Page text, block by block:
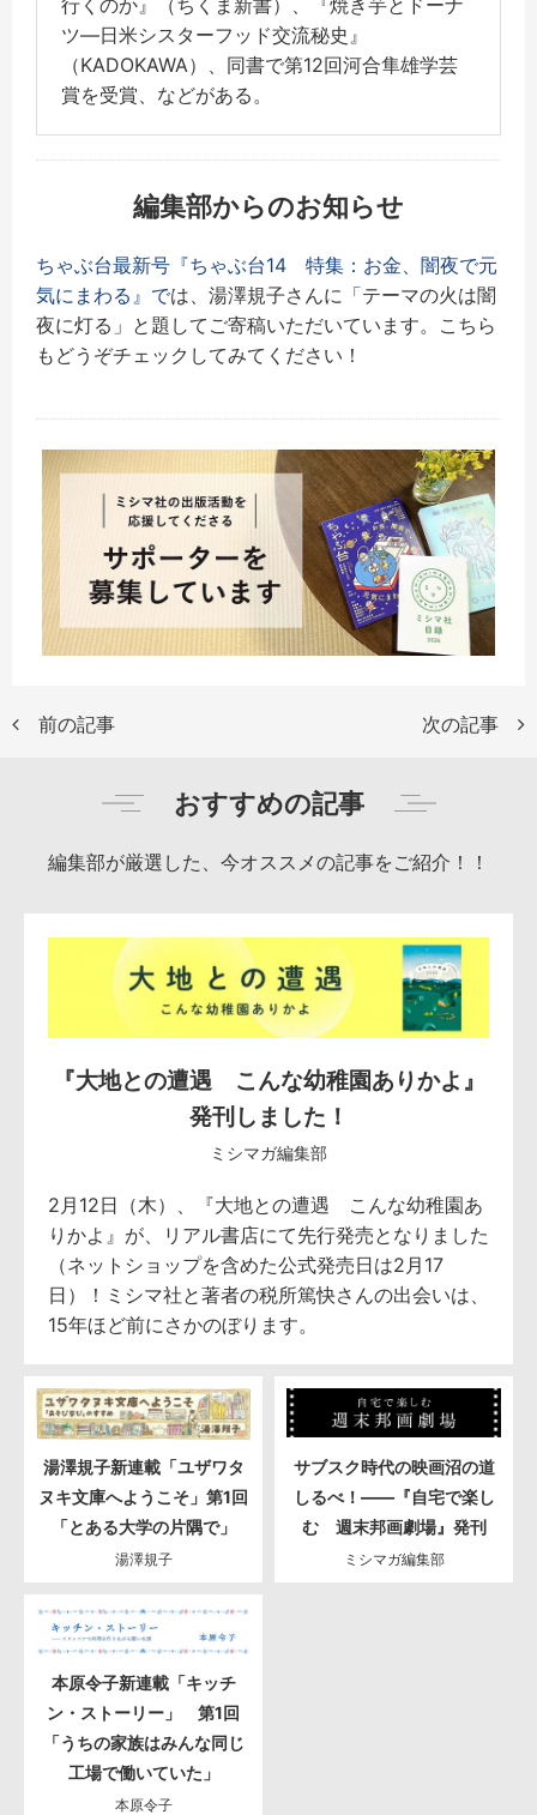
行くのか』（ちくま新書）、『焼き芋とドーナ
ツ―日米シスターフッド交流秘史』
（KADOKAWA）、同書で第12回河合隼雄学芸
賞を受賞、などがある。
編集部からのお知らせ
ちゃぶ台最新号『ちゃぶ台14 特集：お金、闇夜で元
気にまわる』では、湯澤規子さんに「テーマの火は闇
夜に灯る」と題してご寄稿いただいています。こちら
もどうぞチェックしてみてください！
前の記事 次の記事
おすすめの記事
編集部が厳選した、今オススメの記事をご紹介！！
『大地との遭遇 こんな幼稚園ありかよ』
発刊しました！
ミシマガ編集部
2月12日（木）、『大地との遭遇 こんな幼稚園あ
りかよ』が、リアル書店にて先行発売となりました
（ネットショップを含めた公式発売日は2月17
日）！ミシマ社と著者の税所篤快さんの出会いは、
15年ほど前にさかのぼります。
湯澤規子新連載「ユザワタ
ヌキ文庫へようこそ」第1回
「とある大学の片隅で」
湯澤規子
サブスク時代の映画沼の道
しるべ！――『自宅で楽し
む 週末邦画劇場』発刊
ミシマガ編集部
本原令子新連載「キッチ
ン・ストーリー」 第1回
「うちの家族はみんな同じ
工場で働いていた」
本原令子